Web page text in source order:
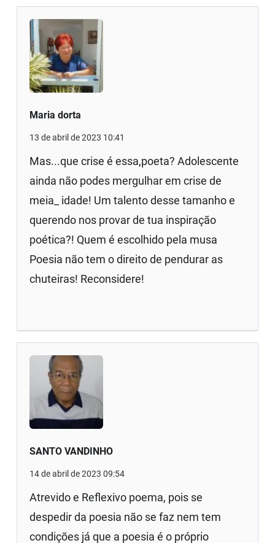
Maria dorta
13 de abril de 2023 10:41
Mas...que crise é essa,poeta? Adolescente
ainda não podes mergulhar em crise de
meia_ idade! Um talento desse tamanho e
querendo nos provar de tua inspiração
poética?! Quem é escolhido pela musa
Poesia não tem o direito de pendurar as
chuteiras! Reconsidere!
SANTO VANDINHO
14 de abril de 2023 09:54
Atrevido e Reflexivo poema, pois se
despedir da poesia não se faz nem tem
condições já que a poesia é o próprio